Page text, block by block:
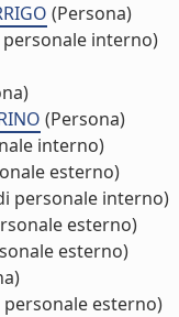
(Persona)
interno)
(Persona)
interno)
esterno)
personale interno)
esterno)
esterno)
esterno)